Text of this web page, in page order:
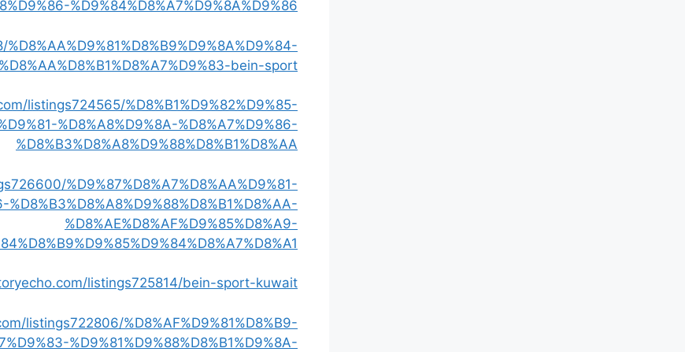
%D9%84%D8%A7%D9%8A%D9%86
bein-sport
listings724565/%D8%B1%D9%82%D9%85-
%D8%A8%D9%8A-%D8%A7%D9%86-
%D8%B3%D8%A8%D9%88%D8%B1%D8%AA
%D9%87%D8%A7%D8%AA%D9%81-
%D8%AE%D8%AF%D9%85%D8%A9-
listings725814/bein-sport-kuwait
listings722806/%D8%AF%D9%81%D8%B9-
%D9%81%D9%88%D8%B1%D9%8A-